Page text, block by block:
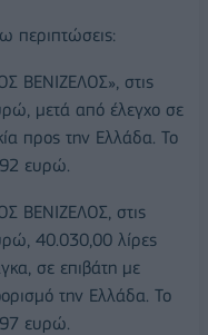
περιπτώσεις:
ΒΕΝΙΖΕΛΟΣ», στις
μετά από έλεγχο σε
προς την Ελλάδα. Το
ευρώ.
ΒΕΝΙΖΕΛΟΣ, στις
40.030,00 λίρες
σε επιβάτη με
την Ελλάδα. Το
ευρώ.